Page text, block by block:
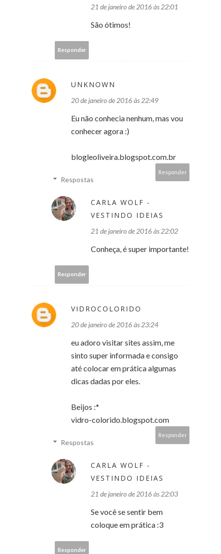
21 de janeiro de 2016 às 22:01
São ótimos!
Responder
UNKNOWN
20 de janeiro de 2016 às 22:49
Eu não conhecia nenhum, mas vou
conhecer agora :)
blogleoliveira.blogspot.com.br
Responder
Respostas
CARLA WOLF -
VESTINDO IDEIAS
21 de janeiro de 2016 às 22:02
Conheça, é super importante!
Responder
VIDROCOLORIDO
20 de janeiro de 2016 às 23:24
eu adoro visitar sites assim, me
sinto super informada e consigo
até colocar em prática algumas
dicas dadas por eles.
Beijos :*
vidro-colorido.blogspot.com
Responder
Respostas
CARLA WOLF -
VESTINDO IDEIAS
21 de janeiro de 2016 às 22:03
Se você se sentir bem
coloque em prática :3
Responder